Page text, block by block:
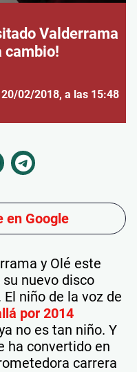
Valderrama
cambio!
20/02/2018, a las 15:48
en Google
y Olé este
nuevo disco
El niño de la voz de
por 2014
no es tan niño. Y
ha convertido en
carrera